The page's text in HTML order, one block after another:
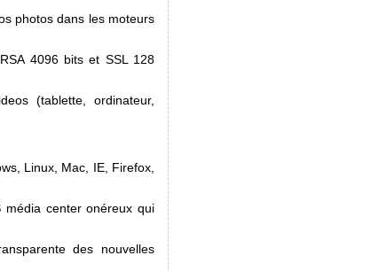
photos dans les moteurs
4096 bits et SSL 128
(tablette, ordinateur,
Linux, Mac, IE, Firefox,
média center onéreux qui
des nouvelles